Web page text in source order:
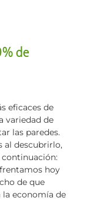
de
eficaces de
variedad de
las paredes.
al descubrirlo,
hoy
de que
la economía de